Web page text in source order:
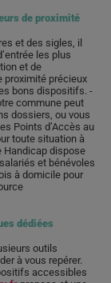
de proximité
et des sigles, il
les plus
et de
proximité précieux
bons dispositifs. -
commune peut
dossiers, ou vous
Points d’Accès au
toute situation à
Handicap dispose
et bénévoles
à domicile pour
dédiées
outils
à vous repérer.
accessibles